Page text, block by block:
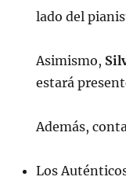
lado del
Asimismo,
estará
Además,
Los